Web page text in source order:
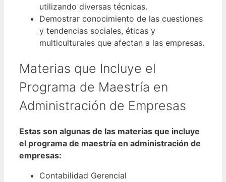
utilizando diversas técnicas.
Demostrar conocimiento de las cuestiones
y tendencias sociales, éticas y
multiculturales que afectan a las empresas.
Materias que Incluye el
Programa de Maestría en
Administración de Empresas
Estas son algunas de las materias que incluye
el programa de maestría en administración de
empresas:
Contabilidad Gerencial